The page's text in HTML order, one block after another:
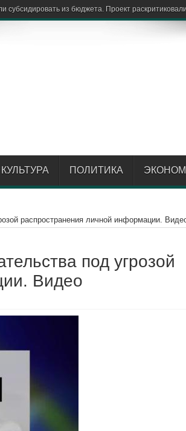
субсидировать из бюджета. Проект раскритиковали
КУЛЬТУРА ПОЛИТИКА
распространения личной информации.
под угрозой
Видео